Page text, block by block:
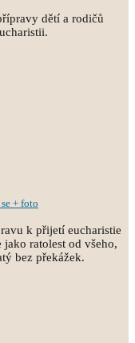
dětí a rodičů
+ foto
k přijetí eucharistie
ratolest od všeho,
bez překážek.